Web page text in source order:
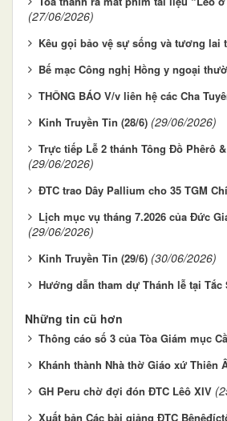
(27/06/2026)
Kêu gọi bảo vệ sự sống và tương lai
Bế mạc Công nghị Hồng y ngoại
THÔNG BÁO V/v liên hệ các Cha
Kinh Truyền Tin (28/6) (29/06/2026)
Trực tiếp Lễ 2 thánh Tông Đồ Phêrô
(29/06/2026)
ĐTC trao Dây Pallium cho 35 TGM
Lịch mục vụ tháng 7.2026 của Đức
(29/06/2026)
Kinh Truyền Tin (29/6) (30/06/2026)
Hướng dẫn tham dự Thánh lễ tại Tắc
Những tin cũ hơn
Thông cáo số 3 của Tòa Giám mục
Khánh thành Nhà thờ Giáo xứ Thiên
GH Peru chờ đợi đón ĐTC Lêô XIV
Xuất bản Các bài giảng ĐTC